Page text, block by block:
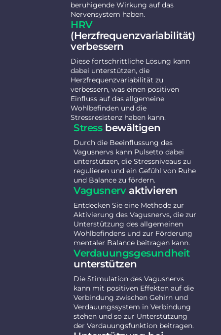
beruhigende Wirkung auf das
Nervensystem haben.
HRV
(Herzfrequenzvariabilität)
verbessern
Diese fortschrittliche Lösung kann
dabei unterstützen, die
Herzfrequenzvariabilität zu
verbessern, was einen positiven
Einfluss auf das allgemeine
Wohlbefinden und die
Stressresistenz haben kann.
Stressbewältigen
Durch die Beeinflussung des
Vagusnervs kann Pulsetto dabei
unterstützen, die Stressniveaus zu
regulieren und ein Gefühl von Ruhe
und Balance zu fördern.
Vagusnervaktivieren
Entdecken Sie eine Methode zur
Aktivierung des Vagusnervs, die zur
Unterstützung des allgemeinen
Wohlbefindens und zur Förderung
mentaler Balance beitragen kann.
Verdauungsgesundheit
unterstützen
Die Stimulation des Vagusnervs
kann mit positiven Effekten auf die
Verbindung zwischen Gehirn und
Verdauungssystem in Verbindung
stehen und so zur Unterstützung
der Verdauungsfunktion beitragen.